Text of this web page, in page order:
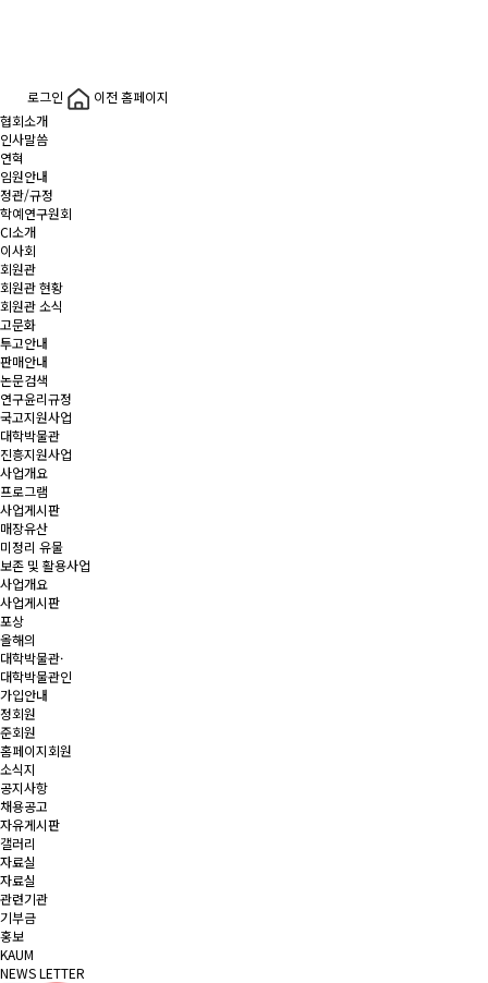
로그인
이전 홈페이지
협회소개
인사말씀
연혁
임원안내
정관/규정
학예연구원회
CI소개
이사회
회원관
회원관 현황
회원관 소식
고문화
투고안내
판매안내
논문검색
연구윤리규정
국고지원사업
대학박물관
진흥지원사업
사업개요
프로그램
사업게시판
매장유산
미정리 유물
보존 및 활용사업
사업개요
사업게시판
포상
올해의
대학박물관·
대학박물관인
가입안내
정회원
준회원
홈페이지회원
소식지
공지사항
채용공고
자유게시판
갤러리
자료실
자료실
관련기관
기부금
홍보
KAUM
NEWS LETTER